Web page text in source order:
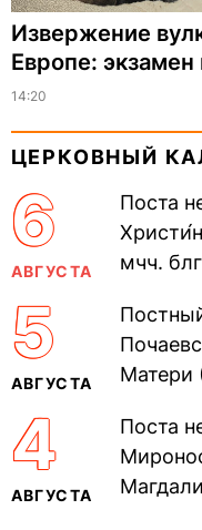
Извержение
Европе:
14:20
ЦЕРКОВНЫЙ
6
АВГУСТА
Поста
мчч.
Дави́да
5
АВГУСТА
Матери
воина
4
АВГУСТА
Поста